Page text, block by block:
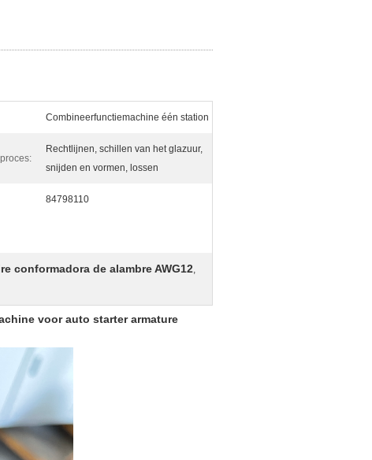
Combineerfunctiemachine één station
Rechtlijnen, schillen van het glazuur,
snijden en vormen, lossen
84798110
conformadora de alambre AWG12,
voor auto starter armature